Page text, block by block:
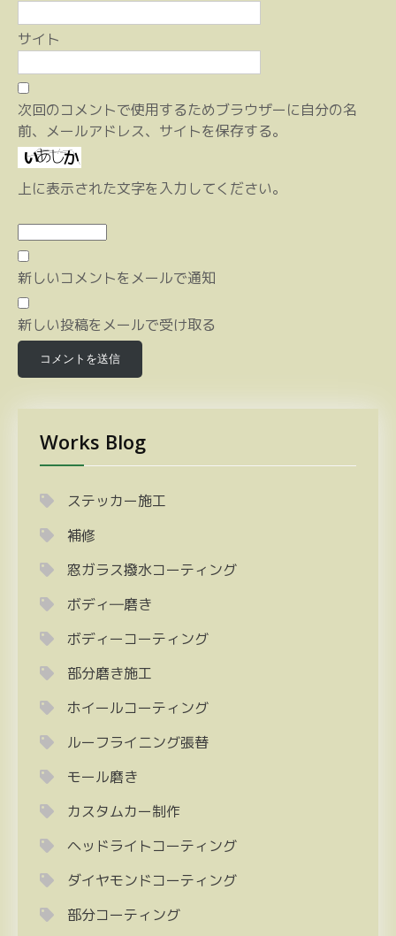
サイト
次回のコメントで使用するためブラウザーに自分の名
前、メールアドレス、サイトを保存する。
上に表示された文字を入力してください。
新しいコメントをメールで通知
新しい投稿をメールで受け取る
Works Blog
ステッカー施工
補修
窓ガラス撥水コーティング
ボディ―磨き
ボディーコーティング
部分磨き施工
ホイールコーティング
ルーフライニング張替
モール磨き
カスタムカー制作
ヘッドライトコーティング
ダイヤモンドコーティング
部分コーティング